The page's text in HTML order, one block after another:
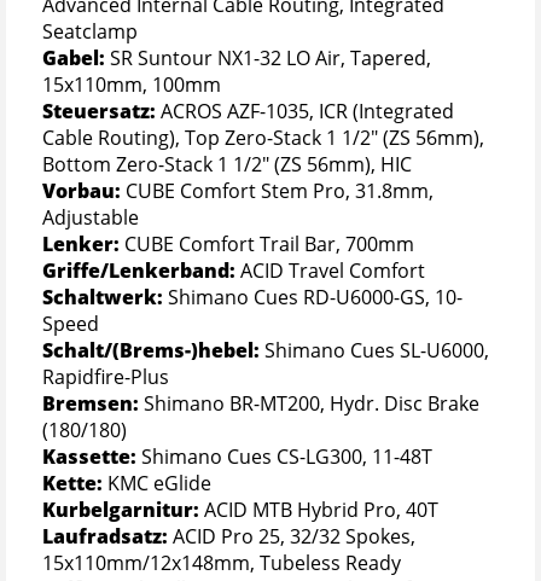
Seatclamp
Gabel: SR Suntour NX1-32 LO Air, Tapered,
15x110mm, 100mm
Steuersatz: ACROS AZF-1035, ICR (Integrated
Cable Routing), Top Zero-Stack 1 1/2" (ZS 56mm),
Bottom Zero-Stack 1 1/2" (ZS 56mm), HIC
Vorbau: CUBE Comfort Stem Pro, 31.8mm,
Adjustable
Lenker: CUBE Comfort Trail Bar, 700mm
Griffe/Lenkerband: ACID Travel Comfort
Schaltwerk: Shimano Cues RD-U6000-GS, 10-
Speed
Schalt/(Brems-)hebel: Shimano Cues SL-U6000,
Rapidfire-Plus
Bremsen: Shimano BR-MT200, Hydr. Disc Brake
(180/180)
Kassette: Shimano Cues CS-LG300, 11-48T
Kette: KMC eGlide
Kurbelgarnitur: ACID MTB Hybrid Pro, 40T
Laufradsatz: ACID Pro 25, 32/32 Spokes,
15x110mm/12x148mm, Tubeless Ready